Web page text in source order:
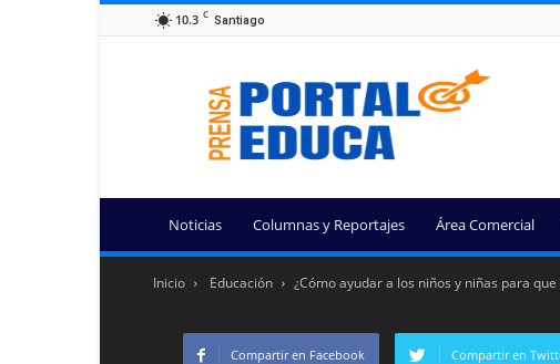
10.3 C Santiago
Portal
Educa
Noticias Columnas y Reportajes Área Comercial
Inicio Educación ¿Cómo ayudar a los niños y niñas para
Compartir en Facebook Compartir en